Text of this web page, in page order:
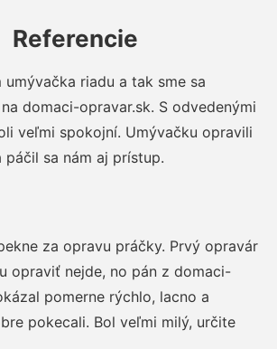
Referencie
umývačka riadu a tak sme sa
domaci-opravar.sk. S odvedenými
veľmi spokojní. Umývačku opravili
páčil sa nám aj prístup.
za opravu práčky. Prvý opravár
opraviť nejde, no pán z domaci-
pomerne rýchlo, lacno a
pokecali. Bol veľmi milý, určite